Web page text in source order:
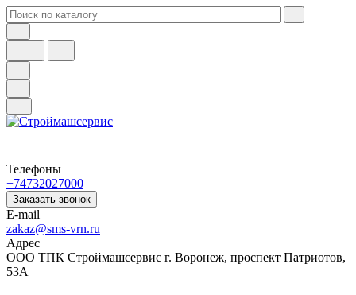
Телефоны
+74732027000
Заказать звонок
E-mail
zakaz@sms-vrn.ru
Адрес
ООО ТПК Строймашсервис г. Воронеж, проспект Патриотов,
53А